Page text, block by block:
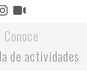
Conoce
de actividades